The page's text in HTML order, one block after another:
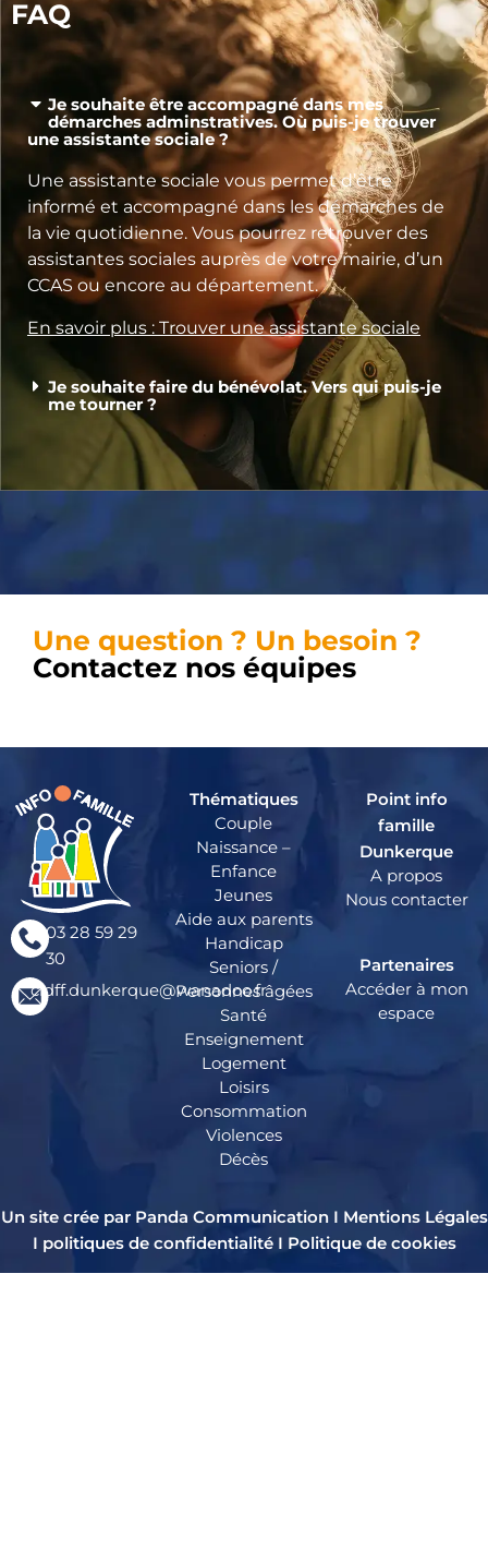
FAQ
Je souhaite être accompagné dans mes
démarches adminstratives. Où puis-je trouver
une assistante sociale ?
Une assistante sociale vous permet d’être
informé et accompagné dans les démarches de
la vie quotidienne. Vous pourrez retrouver des
assistantes sociales auprès de votre mairie, d’un
CCAS ou encore au département.
En savoir plus : Trouver une assistante sociale
Je souhaite faire du bénévolat. Vers qui puis-je
me tourner ?
Une question ? Un besoin ?
Contactez nos équipes
03 28 59 29
30
cidff.dunkerque@wanadoo.fr
Thématiques
Couple
Naissance –
Enfance
Jeunes
Aide aux parents
Handicap
Seniors /
Personnes âgées
Santé
Enseignement
Logement
Loisirs
Consommation
Violences
Décès
Point info
famille
Dunkerque
A propos
Nous contacter
Partenaires
Accéder à mon
espace
Un site crée par Panda Communication I Mentions Légales
I politiques de confidentialitéI Politique de cookies